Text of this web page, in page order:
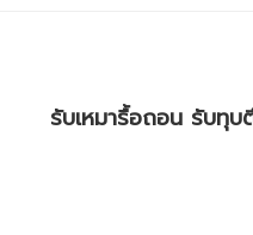
รับเหมารื้อถอน รับทุ